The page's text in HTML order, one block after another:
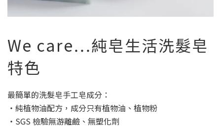
We care…純皂生活洗髮皂
特色
最簡單的洗髮皂手工皂成分：
‧純植物油配方，成分只有植物油、植物粉
‧SGS 檢驗無游離鹼、無塑化劑